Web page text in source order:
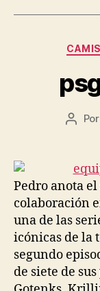
Autor
Por
Pedro anota
colaboración
una de las
icónicas de la
segundo
de siete de